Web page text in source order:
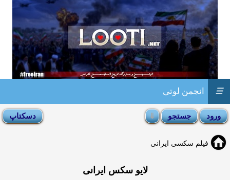
انجمن لوتی ☰
فیلم سکسی ایرانی
لایو سکس ایرانی